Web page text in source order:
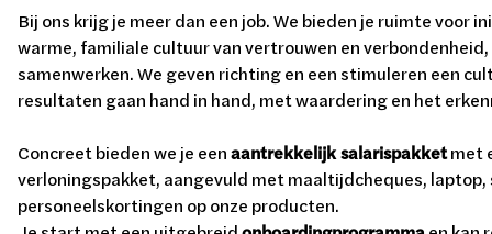
Bij ons krijg je meer dan een job. We bieden je ruimte voor
warme, familiale cultuur van vertrouwen en
samenwerken. We geven richting en een stimuleren een
resultaten gaan hand in hand, met waardering en het
Concreet bieden we je eenaantrekkelijk salarispakketmet
verloningspakket, aangevuld met maaltijdcheques,
personeelskortingen op onze producten.